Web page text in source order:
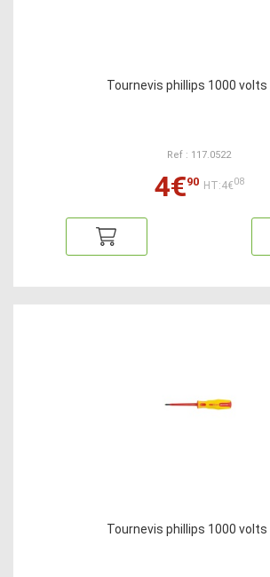
Tournevis phillips 1000 volts
Ref : 117.0522
4€90 HT:4€08
Tournevis phillips 1000 volts